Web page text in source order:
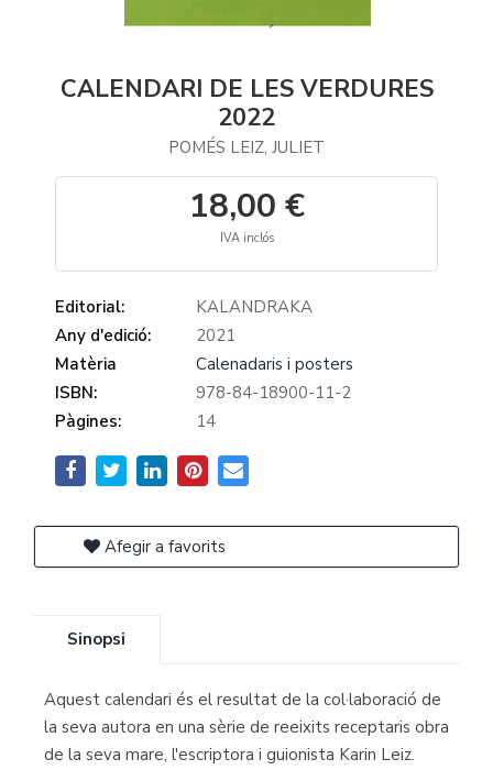
CALENDARI DE LES VERDURES
2022
POMÉS LEIZ, JULIET
18,00 €
IVA inclós
Editorial:
KALANDRAKA
Any d'edició:
2021
Matèria
Calenadaris i posters
ISBN:
978-84-18900-11-2
Pàgines:
14
Afegir a favorits
Sinopsi
Aquest calendari és el resultat de la col·laboració de
la seva autora en una sèrie de reeixits receptaris obra
de la seva mare, l'escriptora i guionista Karin Leiz.